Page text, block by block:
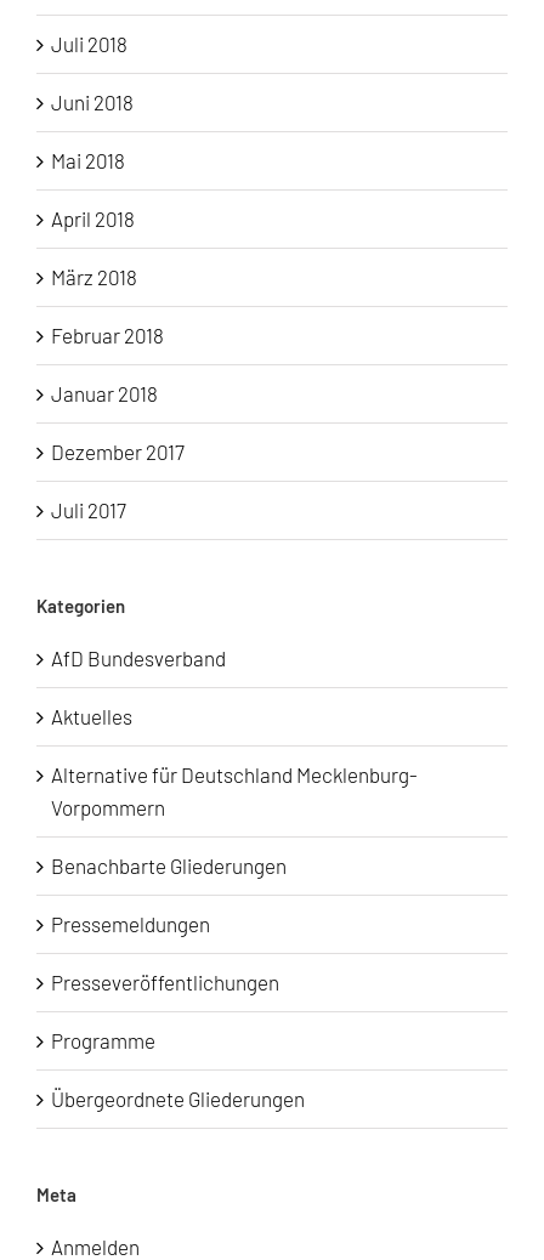
Juli 2018
Juni 2018
Mai 2018
April 2018
März 2018
Februar 2018
Januar 2018
Dezember 2017
Juli 2017
Kategorien
AfD Bundesverband
Aktuelles
Alternative für Deutschland Mecklenburg-
Vorpommern
Benachbarte Gliederungen
Pressemeldungen
Presseveröffentlichungen
Programme
Übergeordnete Gliederungen
Meta
Anmelden